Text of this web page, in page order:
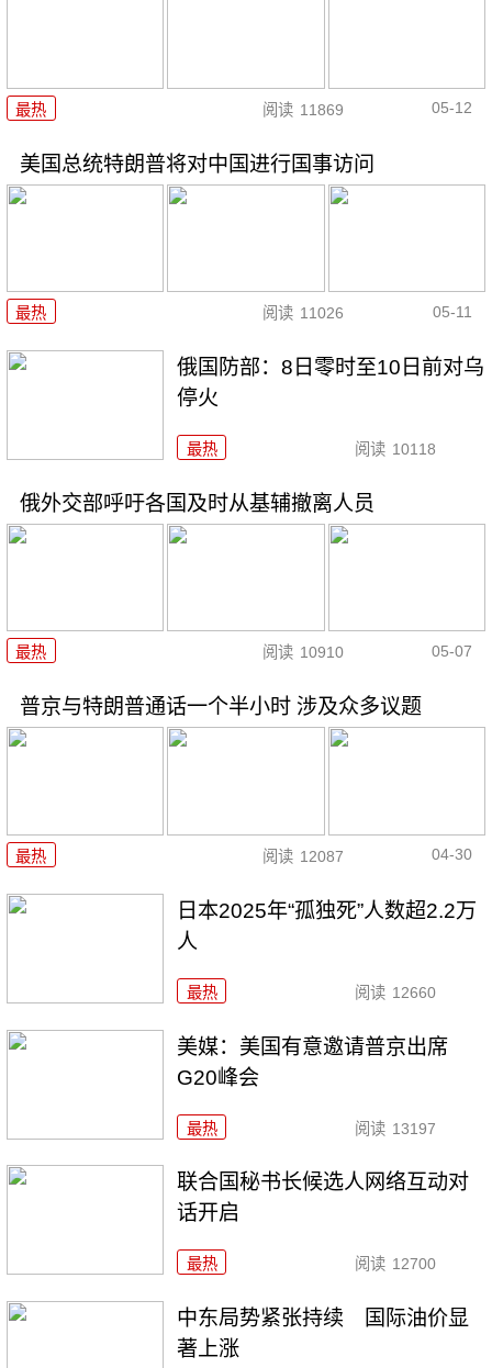
最热 阅读 11869 05-12
美国总统特朗普将对中国进行国事访问
最热 阅读 11026 05-11
俄国防部：8日零时至10日前对乌
停火
最热 阅读 10118
俄外交部呼吁各国及时从基辅撤离人员
最热 阅读 10910 05-07
普京与特朗普通话一个半小时 涉及众多议题
最热 阅读 12087 04-30
日本2025年“孤独死”人数超2.2万
人
最热 阅读 12660
美媒：美国有意邀请普京出席
G20峰会
最热 阅读 13197
联合国秘书长候选人网络互动对
话开启
最热 阅读 12700
中东局势紧张持续 国际油价显
著上涨